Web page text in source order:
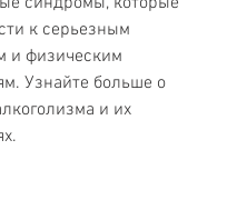
к серьезным
и физическим
Узнайте больше о
и их